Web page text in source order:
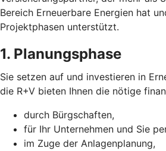
Bereich Erneuerbare Energien hat
Projektphasen unterstützt.
1. Planungsphase
Sie setzen auf und investieren in
die R+V bieten Ihnen die nötige
durch Bürgschaften,
für Ihr Unternehmen und Sie
im Zuge der Anlagenplanung,